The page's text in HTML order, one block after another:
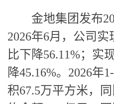
金地集团发布
2026年6月，公司
比下降56.11%；实
降45.16%。2026年
积67.5万平方米，